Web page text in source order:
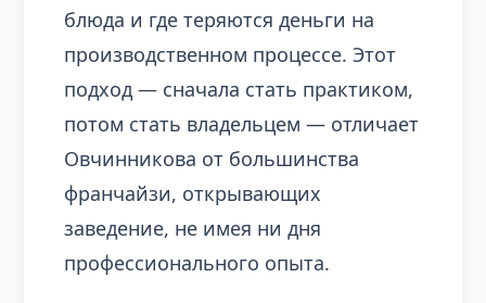
блюда и где теряются деньги на
производственном процессе. Этот
подход — сначала стать практиком,
потом стать владельцем — отличает
Овчинникова от большинства
франчайзи, открывающих
заведение, не имея ни дня
профессионального опыта.